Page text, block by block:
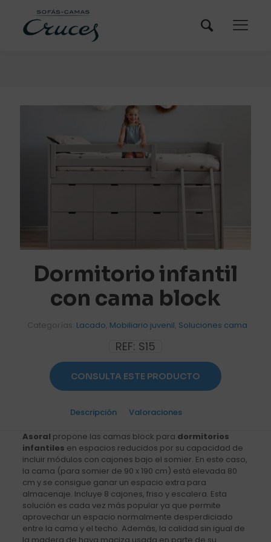
Dormitorio infantil
con cama block
REF: S15
Categorías: Lacado Mobiliario juvenil Soluciones cama
CONSULTA ESTE PRODUCTO
Descripción Valoraciones
Asoral propone las camas block para dormitorios
infantiles en espacios reducidos por su capacidad de
incluir módulos con cajones bajo el somier. En este caso,
la cama (para somier de 90 x 190 cm) está elevada 80
cm y se consigue ganar un espacio extra para
almacenaje. Incluye 8 cajones, friso y escalera. Esta
solución es cada vez más popular ya que permite
aprovechar un espacio normalmente desperdiciado
entre la cama y el techo. Además, la calidad sin igual de
la madera de haya maciza usada en parte de su